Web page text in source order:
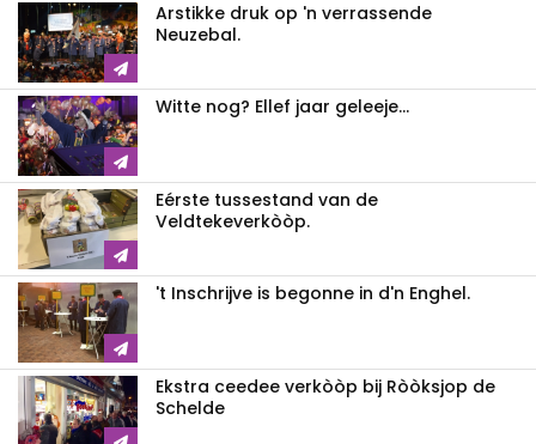
Arstikke druk op 'n verrassende
Neuzebal.
Witte nog? Ellef jaar geleeje...
Eérste tussestand van de
Veldtekeverkòòp.
't Inschrijve is begonne in d'n Enghel.
Ekstra ceedee verkòòp bij Ròòksjop de
Schelde